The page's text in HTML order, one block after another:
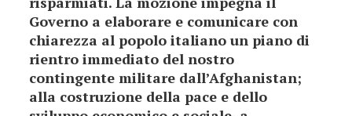
Governo a elaborare e comunicare con
chiarezza al popolo italiano un piano di
rientro immediato del nostro
contingente militare dall’Afghanistan;
alla costruzione della pace e dello